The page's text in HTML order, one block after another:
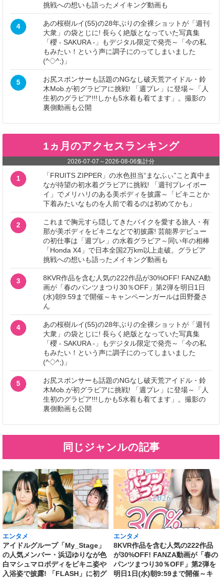
挑戦への想いも語ったメイキング動画も
4
あの桜樹ルイ(55)の28年ぶりの全裸ショットが「週刊
大衆」の袋とじに! 長らく絶版となっていた写真集
「櫻 - SAKURA -」もデジタル限定で発売～「今の私
もみたい！という声に調子にのってしまいました
(^◇^;)」
5
お尻スポンサーも話題のNGなし破天荒アイドル・鈴
木Mob.が初グラビアに挑戦! 「週プレ」に登場～「人
生初のグラビア!!!しかも5水着も着てます」。撮影の
裏側動画も公開
1ヵ月のアクセスランキング
2026-07-07 ～2026-08-06集計分
1
「FRUITS ZIPPER」の水色担当“まなふぃ”こと真中ま
なが待望の初水着グラビアに挑戦! 「週刊プレイボー
イ」でメリハリのある美ボディを披露～「ビキニとか
下着みたいなものを人前で着るのは初めてかも」
2
これまで胸元すら隠してきたバイクを愛する旅人・有
那が美ボディをビキニなどで初披露! 芸能界デビュー
の初仕事は「週プレ」の水着グラビア～同い年の相棒
「Honda X4」で日本全国2万km以上走破。グラビア
挑戦への想いも語ったメイキング動画も
3
8KVR作品を含む人気の222作品が30%OFF! FANZA動
画が「春のパンツまつり30％OFF」第2弾を明日1日
(水)朝9:59まで開催～キャンペーンガールは田野憂さ
ん
4
あの桜樹ルイ(55)の28年ぶりの全裸ショットが「週刊
大衆」の袋とじに! 長らく絶版となっていた写真集
「櫻 - SAKURA -」もデジタル限定で発売～「今の私
もみたい！という声に調子にのってしまいました
(^◇^;)」
5
お尻スポンサーも話題のNGなし破天荒アイドル・鈴
木Mob.が初グラビアに挑戦! 「週プレ」に登場～「人
生初のグラビア!!!しかも5水着も着てます」。撮影の
裏側動画も公開
同じジャンルの記事
エンタメ
アイドルグループ「My_Stage」
の人気メンバー・浜辺ゆりなが色
白マシュマロボディをビキニ姿や
入浴姿で披露! 「FLASH」に初グ
エンタメ
8KVR作品を含む人気の222作品
が30%OFF! FANZA動画が「春の
パンツまつり30％OFF」第2弾を
明日1日(水)朝9:59まで開催～キ